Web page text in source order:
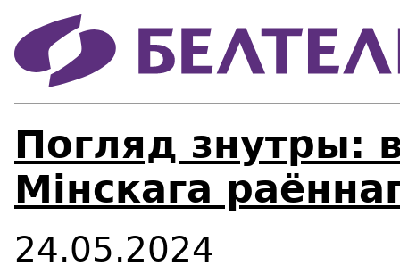
Погляд знутры:
Мінскага
24.05.2024